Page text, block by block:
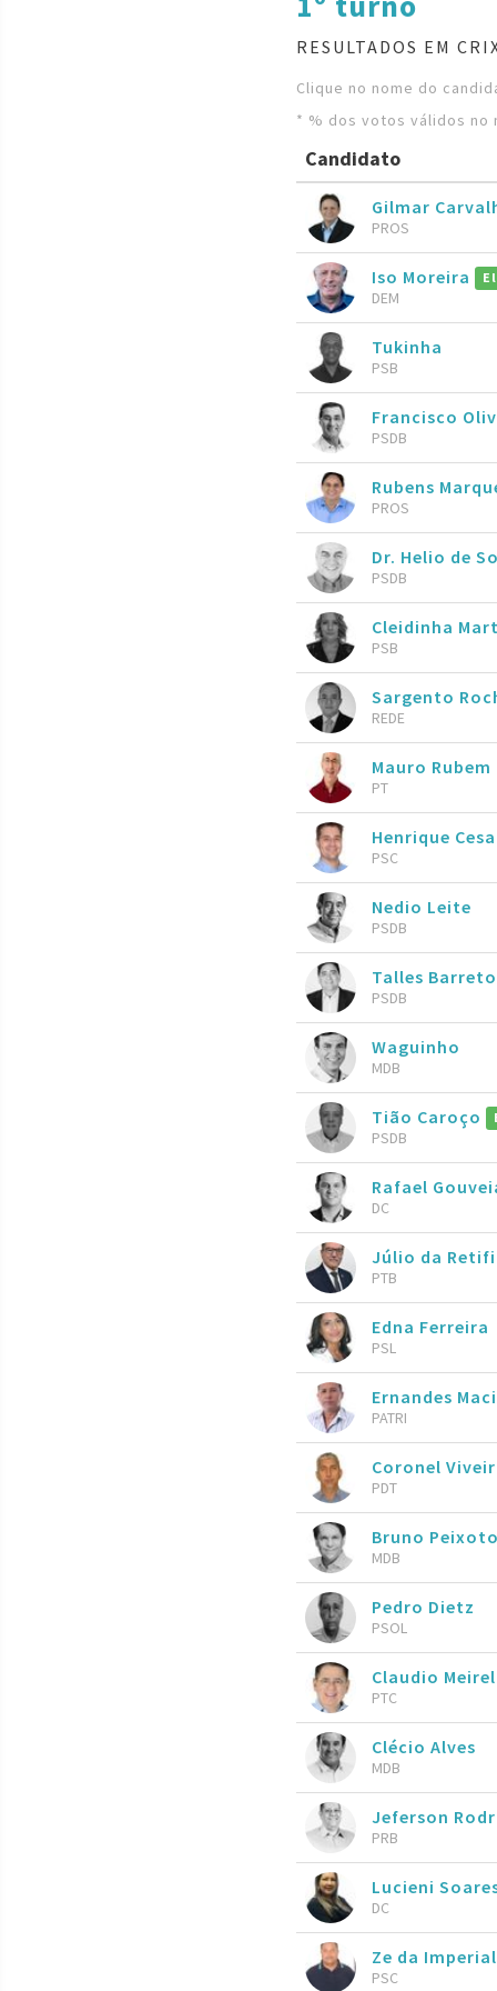
RESULTADOS EM
Clique no nome do
* % dos votos válidos no
Candidato
Gilmar
PROS
Iso Moreira
DEM
Tukinha
PSB
Francisco
PSDB
Rubens
PROS
Dr. Helio de
PSDB
Cleidinha
PSB
Sargento
REDE
Mauro Rubem
PT
Henrique
PSC
Nedio Leite
PSDB
Talles
PSDB
Waguinho
MDB
Tião Caroço
PSDB
Rafael
DC
Júlio da
PTB
Edna Ferreira
PSL
Ernandes
PATRI
Coronel
PDT
Bruno
MDB
Pedro Dietz
PSOL
Claudio
PTC
Clécio Alves
MDB
Jeferson
PRB
Lucieni
DC
Ze da Imperial
PSC